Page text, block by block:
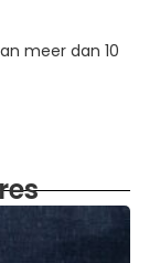
meer dan 10